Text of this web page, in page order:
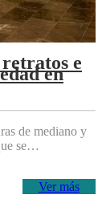
e
en
de mediano y
se…
Ver más